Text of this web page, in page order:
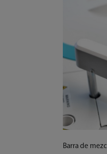
Barra de